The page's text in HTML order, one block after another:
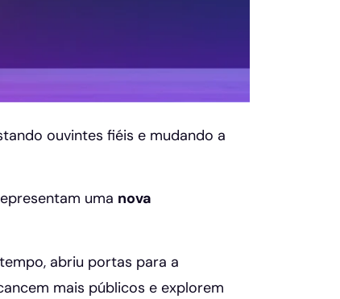
ouvintes fiéis e mudando a
uma nova
abriu portas para a
mais públicos e explorem